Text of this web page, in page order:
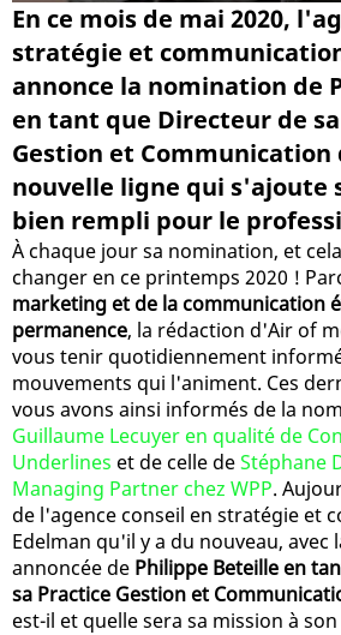
En ce mois de mai 2020,
stratégie et
annonce la nomination de
en tant que Directeur de
Gestion et Communication
nouvelle ligne qui s'ajoute
bien rempli pour le
À chaque jour sa nomination, et
changer en ce printemps 2020 !
marketing et de la communication
permanence, la rédaction d'Air of
vous tenir quotidiennement
mouvements qui l'animent. Ces
vous avons ainsi informés de la
Guillaume Lecuyer en qualité de
Underlines et de celle deStéphane
Managing Partner chez WPP.
de l'agence conseil en stratégie et
Edelman qu'il y a du nouveau, avec
annoncée de Philippe Beteille en
sa Practice Gestion et
est-il et quelle sera sa mission à